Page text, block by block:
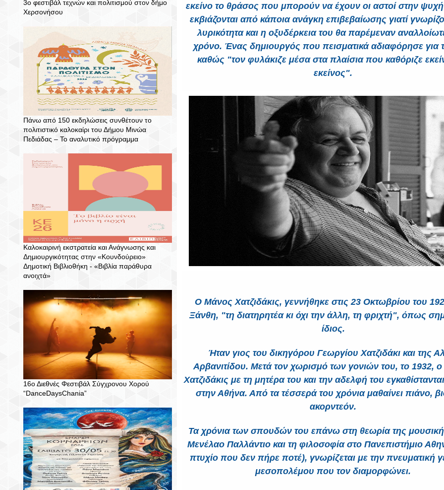
3ο φεστιβάλ τεχνών και πολιτισμού στον δήμο
Χερσονήσου
Πάνω από 150 εκδηλώσεις συνθέτουν το
πολιτιστικό καλοκαίρι του Δήμου Μινώα
Πεδιάδας – To αναλυτικό πρόγραμμα
Καλοκαιρινή εκστρατεία και Ανάγνωσης και
Δημιουργικότητας στην «Κουνδούρειο»
Δημοτική Βιβλιοθήκη - «Βιβλία παράθυρα
ανοιχτά»
16ο Διεθνές Φεστιβάλ Σύγχρονου Χορού
“DanceDaysChania”
εκείνο το θράσος που μπορούν να έχουν οι αστοί στην
εκβιάζονται από κάποια ανάγκη επιβεβαίωσης γιατί
λυρικότητα και η οξυδέρκεια του θα παρέμεναν
χρόνο. Ένας δημιουργός που πεισματικά αδιαφόρησε για
καθώς "τον φυλάκιζε μέσα στα πλαίσια που καθόριζε
εκείνος".
Ο Μάνος Χατζιδάκις, γεννήθηκε στις 23 Οκτωβρίου του
Ξάνθη, "τη διατηρητέα κι όχι την άλλη, τη φριχτή", όπως
ίδιος.
Ήταν γιος του δικηγόρου Γεωργίου Χατζιδάκι και της
Αρβανιτίδου. Μετά τον χωρισμό των γονιών του, το 1932,
Χατζιδάκις με τη μητέρα του και την αδελφή του
στην Αθήνα. Από τα τέσσερά του χρόνια μαθαίνει πιάνο,
ακορντεόν.
Τα χρόνια των σπουδών του επάνω στη θεωρία της
Μενέλαο Παλλάντιο και τη φιλοσοφία στο Πανεπιστήμιο
πτυχίο που δεν πήρε ποτέ), γνωρίζεται με την πνευματική
μεσοπολέμου που τον διαμορφώνει.